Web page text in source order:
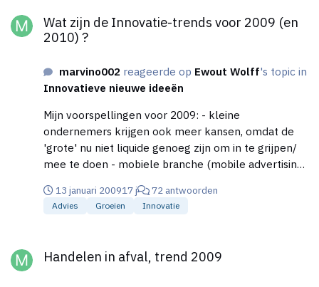
Wat zijn de Innovatie-trends voor 2009 (en
2010) ?
marvino002 reageerde op Ewout Wolff's topic in
Innovatieve nieuwe ideeën
Mijn voorspellingen voor 2009: - kleine
ondernemers krijgen ook meer kansen, omdat de
'grote' nu niet liquide genoeg zijn om in te grijpen/
mee te doen - mobiele branche (mobile advertising
internationale samenwerkingen - handels blokkades
worden meer opgeheven - VS gaat 'hopelijk' een
13 januari 200917 j 72 antwoorden
Advies Groeien Innovatie
Handelen in afval, trend 2009